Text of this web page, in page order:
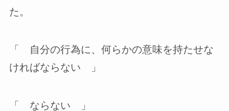
た。
「 自分の行為に、何らかの意味を持たせな
ければならない 」
「 ならない 」